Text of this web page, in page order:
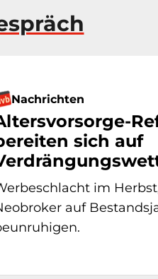
Nachrichten
sich auf
im
auf